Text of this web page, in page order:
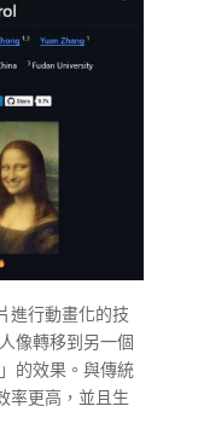
進行動畫化的技
像轉移到另一個
的效果。與傳統
率更高，並且生